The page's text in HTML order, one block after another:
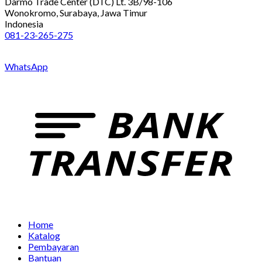
Wonokromo, Surabaya, Jawa Timur
Indonesia
081-23-265-275
WhatsApp
Home
Katalog
Pembayaran
Bantuan